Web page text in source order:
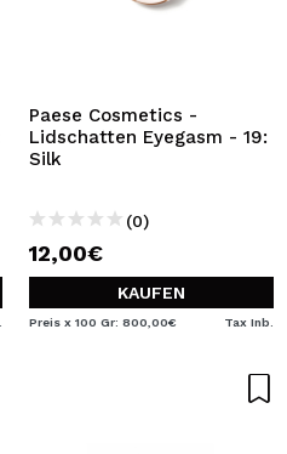
Paese Cosmetics -
Lidschatten Eyegasm - 19:
Silk
(0)
12,00€
KAUFEN
Preis x 100 Gr: 800,00€ Tax Inb.